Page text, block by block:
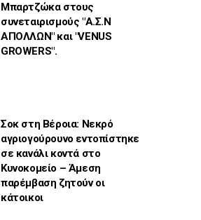
Μπαρτζώκα στους
συνεταιρισμούς "Α.Σ.Ν
ΑΠΟΛΛΩΝ" και "VENUS
GROWERS".
Σοκ στη Βέροια: Νεκρό
αγριογούρουνο εντοπίστηκε
σε κανάλι κοντά στο
Κυνοκομείο – Άμεση
παρέμβαση ζητούν οι
κάτοικοι